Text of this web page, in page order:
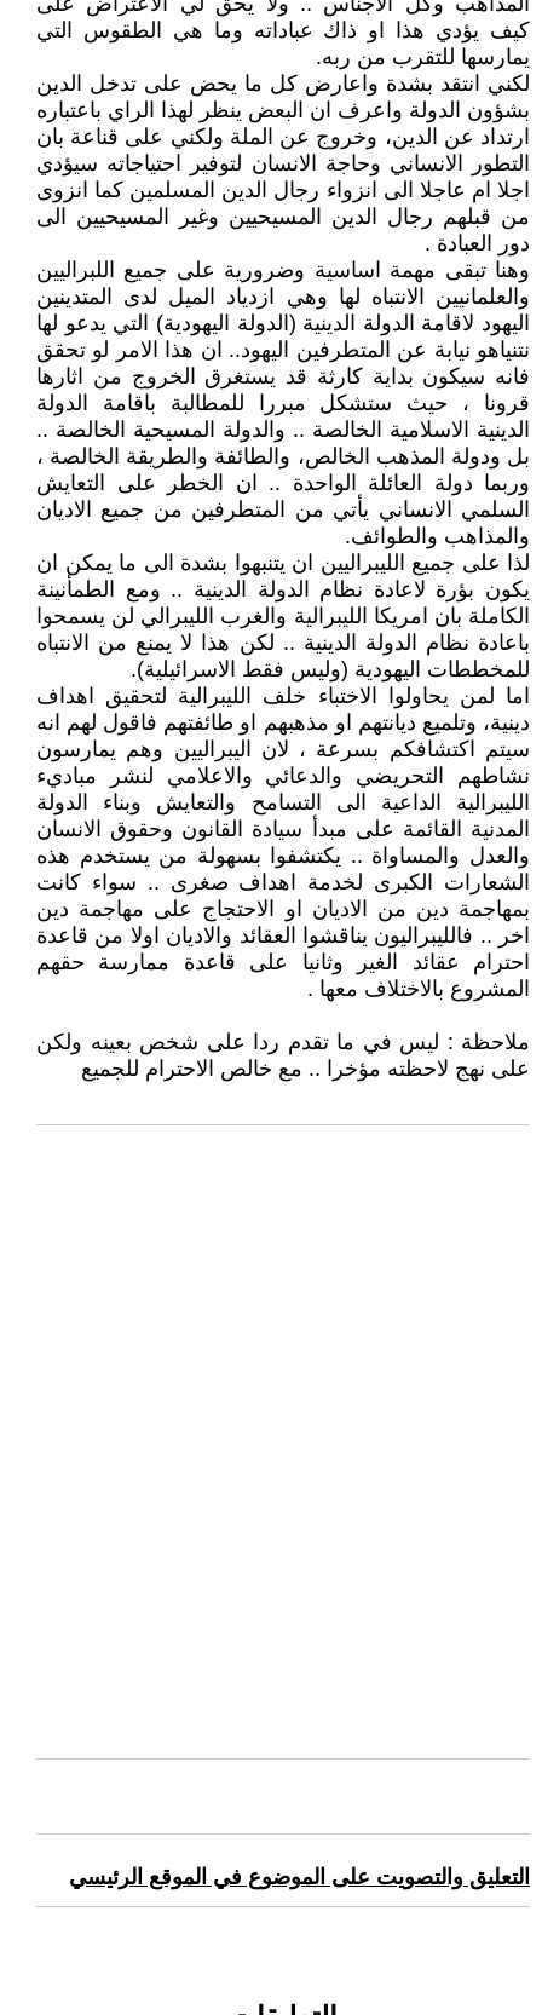
كيف يؤدي هذا او ذاك عباداته وما هي الطقوس التي
يمارسها للتقرب من ربه.
لكني انتقد بشدة واعارض كل ما يحض على تدخل الدين
بشؤون الدولة واعرف ان البعض ينظر لهذا الراي باعتباره
ارتداد عن الدين، وخروج عن الملة ولكني على قناعة بان
التطور الانساني وحاجة الانسان لتوفير احتياجاته سيؤدي
اجلا ام عاجلا الى انزواء رجال الدين المسلمين كما انزوى
من قبلهم رجال الدين المسيحيين وغير المسيحيين الى
دور العبادة .
وهنا تبقى مهمة اساسية وضرورية على جميع اللبراليين
والعلمانيين الانتباه لها وهي ازدياد الميل لدى المتدينين
اليهود لاقامة الدولة الدينية (الدولة اليهودية) التي يدعو لها
نتنياهو نيابة عن المتطرفين اليهود.. ان هذا الامر لو تحقق
فانه سيكون بداية كارثة قد يستغرق الخروج من اثارها
قرونا ، حيث ستشكل مبررا للمطالبة باقامة الدولة
الدينية الاسلامية الخالصة .. والدولة المسيحية الخالصة ..
بل ودولة المذهب الخالص، والطائفة والطريقة الخالصة ،
وربما دولة العائلة الواحدة .. ان الخطر على التعايش
السلمي الانساني يأتي من المتطرفين من جميع الاديان
والمذاهب والطوائف.
لذا على جميع الليبراليين ان يتنبهوا بشدة الى ما يمكن ان
يكون بؤرة لاعادة نظام الدولة الدينية .. ومع الطمأنينة
الكاملة بان امريكا الليبرالية والغرب الليبرالي لن يسمحوا
باعادة نظام الدولة الدينية .. لكن هذا لا يمنع من الانتباه
للمخططات اليهودية (وليس فقط الاسرائيلية).
اما لمن يحاولوا الاختباء خلف الليبرالية لتحقيق اهداف
دينية، وتلميع ديانتهم او مذهبهم او طائفتهم فاقول لهم انه
سيتم اكتشافكم بسرعة ، لان اليبراليين وهم يمارسون
نشاطهم التحريضي والدعائي والاعلامي لنشر مباديء
الليبرالية الداعية الى التسامح والتعايش وبناء الدولة
المدنية القائمة على مبدأ سيادة القانون وحقوق الانسان
والعدل والمساواة .. يكتشفوا بسهولة من يستخدم هذه
الشعارات الكبرى لخدمة اهداف صغرى .. سواء كانت
بمهاجمة دين من الاديان او الاحتجاج على مهاجمة دين
اخر .. فالليبراليون يناقشوا العقائد والاديان اولا من قاعدة
احترام عقائد الغير وثانيا على قاعدة ممارسة حقهم
المشروع بالاختلاف معها .
ملاحظة : ليس في ما تقدم ردا على شخص بعينه ولكن
على نهج لاحظته مؤخرا .. مع خالص الاحترام للجميع
التعليق والتصويت على الموضوع في الموقع الرئيسي